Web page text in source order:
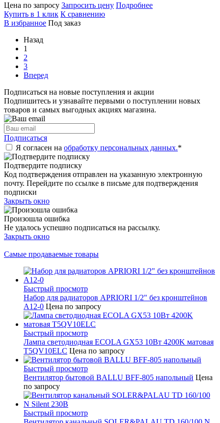
Цена по запросу Запросить цену Подробнее
Купить в 1 клик К сравнению
В избранное Под заказ
Назад
1
2
3
Вперед
Подписаться на новые поступления и акции
Подпишитесь и узнавайте первыми о поступлении новых
товаров и самых выгодных акциях магазина.
Подписаться
Я согласен на обработку персональных данных.*
Подтвердите подписку
Код подтверждения отправлен на указанную электронную
почту. Перейдите по ссылке в письме для подтверждения
подписки
Закрыть окно
Произошла ошибка
Не удалось успешно подписаться на рассылку.
Закрыть окно
Самые продаваемые товары
Быстрый просмотр
Набор для радиаторов APRIORI 1/2" без кронштейнов
A12-0 Цена по запросу
Быстрый просмотр
Лампа светодиодная ECOLA GX53 10Вт 4200K матовая
T5QV10ELC Цена по запросу
Быстрый просмотр
Вентилятор бытовой BALLU BFF-805 напольный Цена
по запросу
Быстрый просмотр